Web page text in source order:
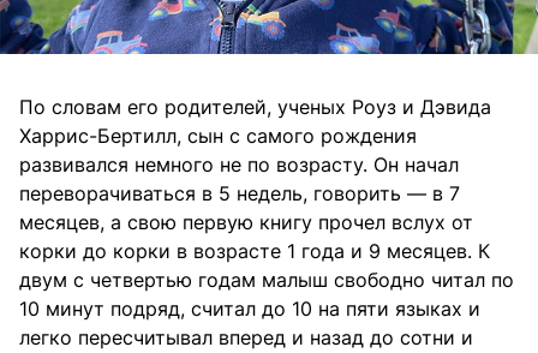
По словам его родителей, ученых Роуз и Дэвида
Харрис-Бертилл, сын с самого рождения
развивался немного не по возрасту. Он начал
переворачиваться в 5 недель, говорить — в 7
месяцев, а свою первую книгу прочел вслух от
корки до корки в возрасте 1 года и 9 месяцев. К
двум с четвертью годам малыш свободно читал по
10 минут подряд, считал до 10 на пяти языках и
легко пересчитывал вперед и назад до сотни и